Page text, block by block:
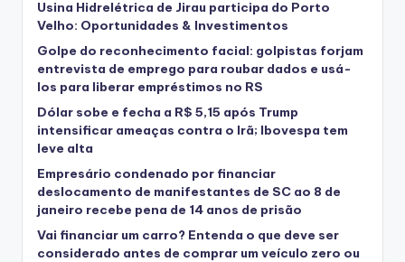
Usina Hidrelétrica de Jirau participa do Porto
Velho: Oportunidades & Investimentos
Golpe do reconhecimento facial: golpistas forjam
entrevista de emprego para roubar dados e usá-
los para liberar empréstimos no RS
Dólar sobe e fecha a R$ 5,15 após Trump
intensificar ameaças contra o Irã; Ibovespa tem
leve alta
Empresário condenado por financiar
deslocamento de manifestantes de SC ao 8 de
janeiro recebe pena de 14 anos de prisão
Vai financiar um carro? Entenda o que deve ser
considerado antes de comprar um veículo zero ou